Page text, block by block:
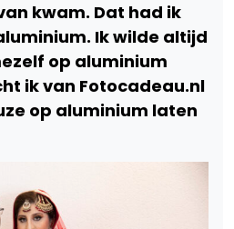
kwam. Dat had ik
Ik wilde altijd
op aluminium
ik van Fotocadeau.nl
op aluminium laten